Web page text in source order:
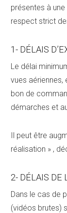
présentes à
respect strict
1- DÉLAIS
Le délai
vues
bon de
démarches et
Il peut être
réalisation » ,
2- DÉLAIS DE
Dans le cas de
(vidéos brutes)